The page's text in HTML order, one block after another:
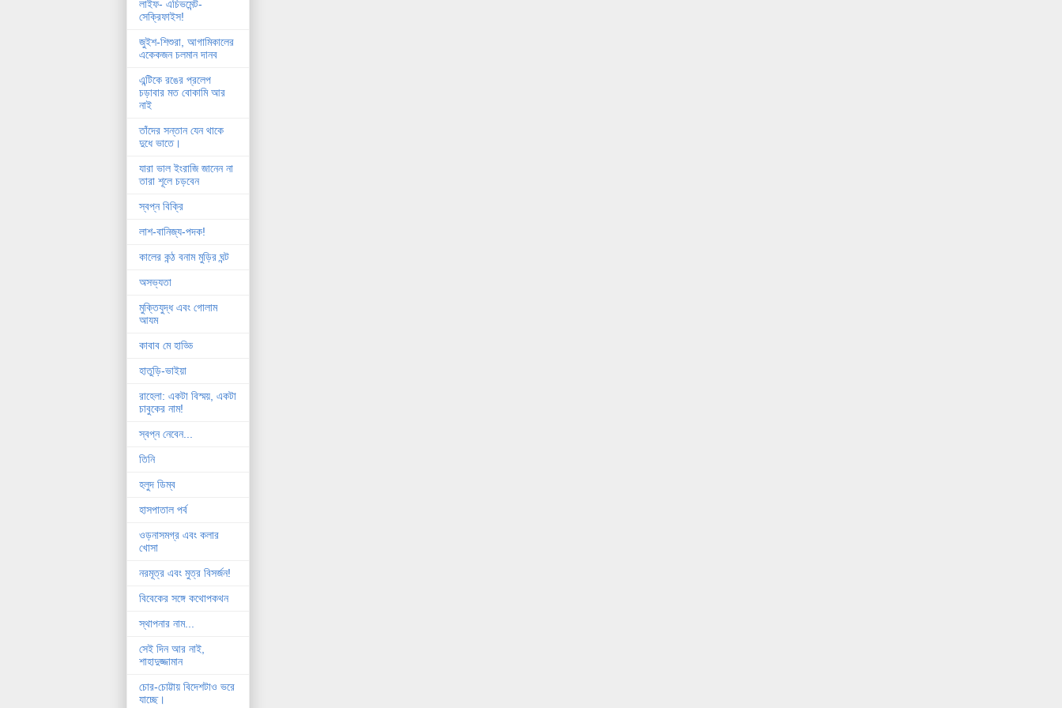
লাইফ- এচিভমেন্ট-
সেক্রিফাইস!
জুইশ-শিশুরা, আগামিকালের
একেকজন চলমান দানব
এন্টিকে রঙের প্রলেপ
চড়াবার মত বোকামি আর
নাই
তাঁদের সন্তান যেন থাকে
দুধে ভাতে।
যারা ভাল ইংরাজি জানেন না
তারা শূলে চড়বেন
স্বপ্ন বিক্রি
লাশ-বানিজ্য-পদক!
কালের কন্ঠ বনাম মুড়ির ঘন্ট
অসভ্যতা
মুক্তিযুদ্ধ এবং গোলাম
আযম
কাবাব মে হাড্ডি
হাতুড়ি-ভাইয়া
রাহেলা: একটা বিস্ময়, একটা
চাবুকের নাম!
স্বপ্ন নেবেন...
তিনি
হলুদ ডিম্ব
হাসপাতাল পর্ব
ওড়নাসমগ্র এবং কলার
খোসা
নরমূত্র এবং মুত্র বিসর্জন!
বিবেকের সঙ্গে কথোপকথন
স্থাপনার নাম...
সেই দিন আর নাই,
শাহাদুজ্জামান
চোর-চোট্টায় বিদেশটাও ভরে
যাচ্ছে।